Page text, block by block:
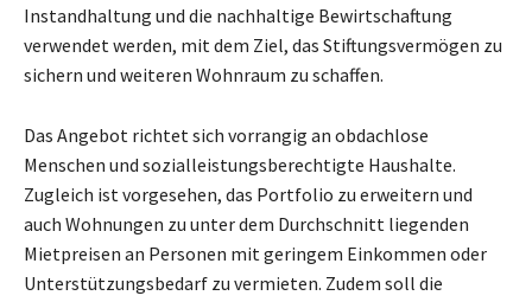
Instandhaltung und die nachhaltige Bewirtschaftung
verwendet werden, mit dem Ziel, das Stiftungsvermögen zu
sichern und weiteren Wohnraum zu schaffen.
Das Angebot richtet sich vorrangig an obdachlose
Menschen und sozialleistungsberechtigte Haushalte.
Zugleich ist vorgesehen, das Portfolio zu erweitern und
auch Wohnungen zu unter dem Durchschnitt liegenden
Mietpreisen an Personen mit geringem Einkommen oder
Unterstützungsbedarf zu vermieten. Zudem soll die